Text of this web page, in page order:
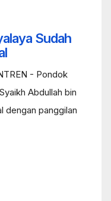
Sudah
- Pondok
Abdullah bin
dengan panggilan